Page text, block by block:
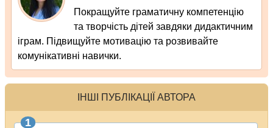
Покращуйте граматичну компетенцію
та творчість дітей завдяки дидактичним
іграм. Підвищуйте мотивацію та розвивайте
комунікативні навички.
ІНШІ ПУБЛІКАЦІЇ АВТОРА